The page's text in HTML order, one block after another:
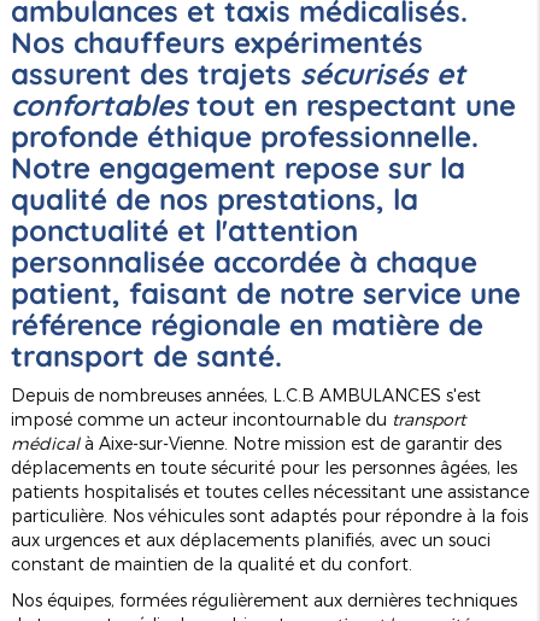
ambulances et taxis médicalisés.
Nos chauffeurs expérimentés
assurent des trajets sécurisés et
confortablestout en respectant une
profonde éthique professionnelle.
Notre engagement repose sur la
qualité de nos prestations, la
ponctualité et l'attention
personnalisée accordée à chaque
patient, faisant de notre service une
référence régionale en matière de
transport de santé.
Depuis de nombreuses années, L.C.B AMBULANCES s'est
imposé comme un acteur incontournable du transport
médicalà Aixe-sur-Vienne. Notre mission est de garantir des
déplacements en toute sécurité pour les personnes âgées, les
patients hospitalisés et toutes celles nécessitant une assistance
particulière. Nos véhicules sont adaptés pour répondre à la fois
aux urgences et aux déplacements planifiés, avec un souci
constant de maintien de la qualité et du confort.
Nos équipes, formées régulièrement aux dernières techniques